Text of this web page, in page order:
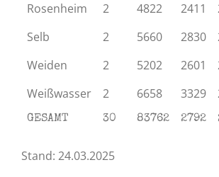
Rosenheim
2 4822 2411
Selb
2 5660 2830
Weiden
2 5202 2601
Weißwasser
2 6658 3329
GESAMT 30 83762 2792
Stand: 24.03.2025